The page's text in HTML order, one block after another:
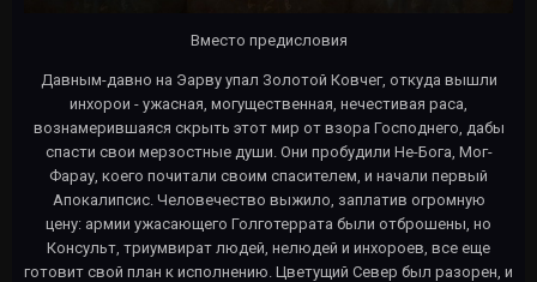
Вместо предисловия
Давным-давно на Эарву упал Золотой Ковчег, откуда вышли
инхорои - ужасная, могущественная, нечестивая раса,
вознамерившаяся скрыть этот мир от взора Господнего, дабы
спасти свои мерзостные души. Они пробудили Не-Бога, Мог-
Фарау, коего почитали своим спасителем, и начали первый
Апокалипсис. Человечество выжило, заплатив огромную
цену: армии ужасающего Голготеррата были отброшены, но
Консульт, триумвират людей, нелюдей и инхороев, все еще
готовит свой план к исполнению. Цветущий Север был разорен, и